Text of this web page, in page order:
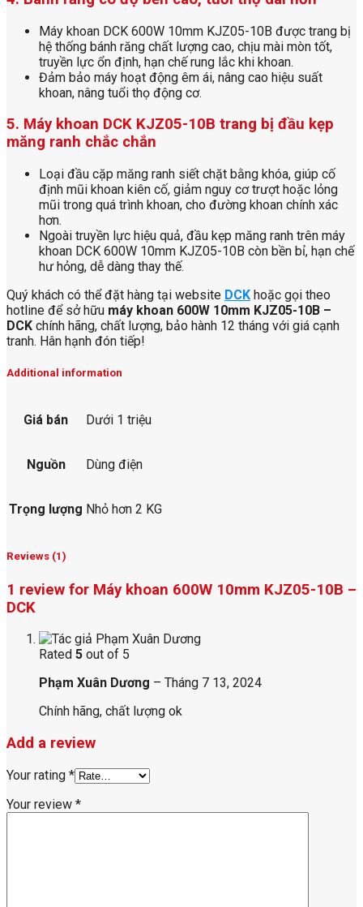
Máy khoan DCK 600W 10mm KJZ05-10B được trang bị
hệ thống bánh răng chất lượng cao, chịu mài mòn tốt,
truyền lực ổn định, hạn chế rung lắc khi khoan.
Đảm bảo máy hoạt động êm ái, nâng cao hiệu suất
khoan, nâng tuổi thọ động cơ.
5. Máy khoan DCK KJZ05-10B trang bị đầu kẹp
măng ranh chắc chắn
Loại đầu cặp măng ranh siết chặt bằng khóa, giúp cố
định mũi khoan kiên cố, giảm nguy cơ trượt hoặc lỏng
mũi trong quá trình khoan, cho đường khoan chính xác
hơn.
Ngoài truyền lực hiệu quả, đầu kẹp măng ranh trên máy
khoan DCK 600W 10mm KJZ05-10B còn bền bỉ, hạn chế
hư hỏng, dễ dàng thay thế.
Quý khách có thể đặt hàng tại website DCK hoặc gọi theo
hotline để sở hữu máy khoan 600W 10mm KJZ05-10B –
DCK chính hãng, chất lượng, bảo hành 12 tháng với giá cạnh
tranh. Hân hạnh đón tiếp!
Additional information
Giá bán Dưới 1 triệu
Nguồn Dùng điện
Trọng lượng Nhỏ hơn 2 KG
Reviews (1)
1 review for Máy khoan 600W 10mm KJZ05-10B –
DCK
Rated 5 out of 5
Phạm Xuân Dương – Tháng 7 13, 2024
Chính hãng, chất lượng ok
Add a review
Your rating *
Your review *